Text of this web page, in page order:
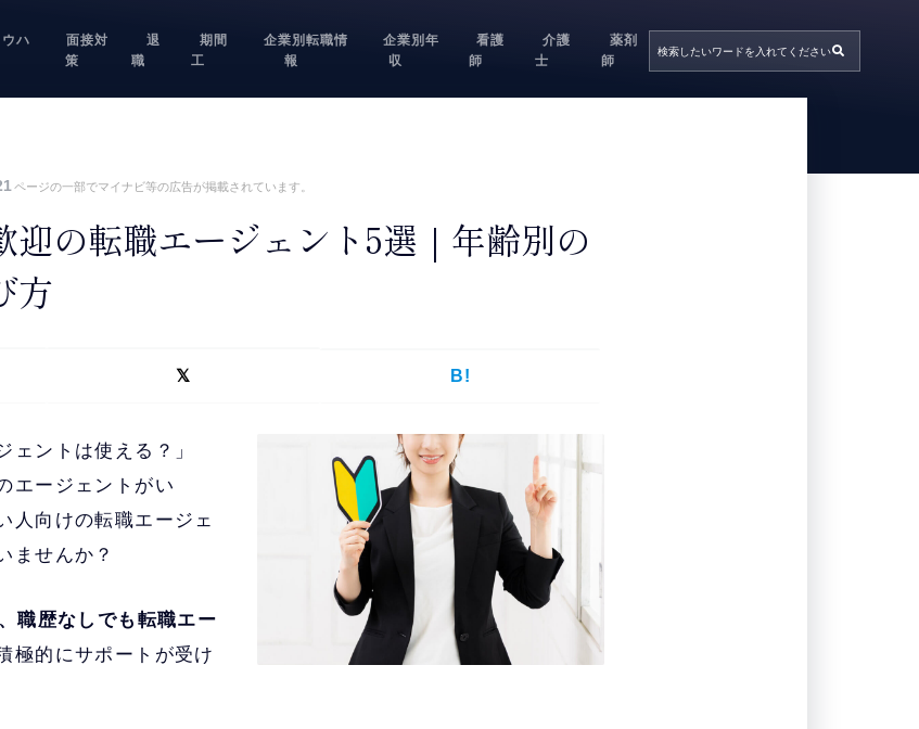
ハ
面接対
策
退
職
期間
工
企業別転職情
報
企業別年
収
看護
師
介護
士
薬剤
師
ページの一部でマイナビ等の広告が掲載されています。
迎の転職エージェント5選｜年齢別の
方
B!
ェントは使える？」
エージェントがい
人向けの転職エージェ
ませんか？
職歴なしでも転職エー
極的にサポートが受け